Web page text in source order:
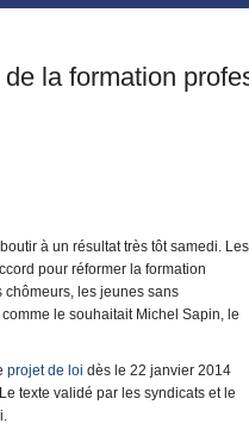
la formation
à un résultat très tôt samedi. Les
pour réformer la formation
chômeurs, les jeunes sans
le souhaitait Michel Sapin, le
projet de loi dès le 22 janvier 2014
texte validé par les syndicats et le